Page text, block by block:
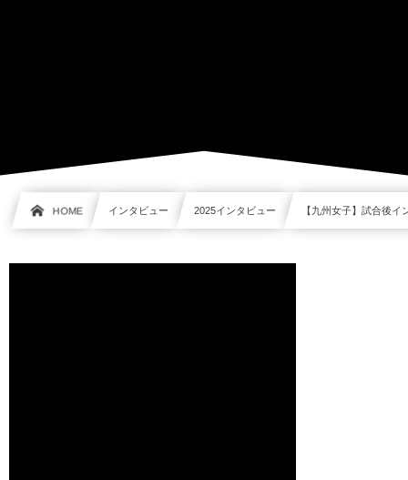
HOME インタビュー 2025インタビュー 【九州女子】試合後イ